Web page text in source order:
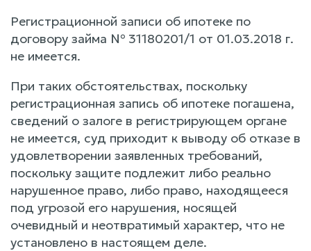
Регистрационной записи об ипотеке по
договору займа № 31180201/1 от 01.03.2018 г.
не имеется.
При таких обстоятельствах, поскольку
регистрационная запись об ипотеке погашена,
сведений о залоге в регистрирующем органе
не имеется, суд приходит к выводу об отказе в
удовлетворении заявленных требований,
поскольку защите подлежит либо реально
нарушенное право, либо право, находящееся
под угрозой его нарушения, носящей
очевидный и неотвратимый характер, что не
установлено в настоящем деле.